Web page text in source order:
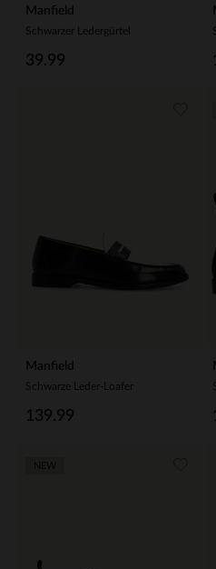
Manfield
Schwarzer Ledergürtel
39.99
Manfield
Schwarze Leder-Loafer
139.99